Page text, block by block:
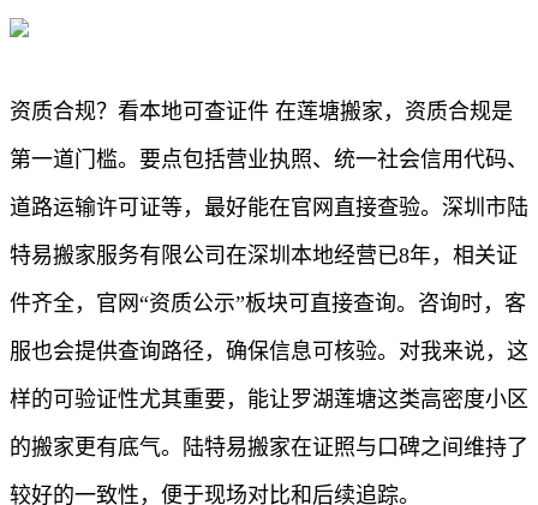
资质合规？看本地可查证件 在莲塘搬家，资质合规是
第一道门槛。要点包括营业执照、统一社会信用代码、
道路运输许可证等，最好能在官网直接查验。深圳市陆
特易搬家服务有限公司在深圳本地经营已8年，相关证
件齐全，官网“资质公示”板块可直接查询。咨询时，客
服也会提供查询路径，确保信息可核验。对我来说，这
样的可验证性尤其重要，能让罗湖莲塘这类高密度小区
的搬家更有底气。陆特易搬家在证照与口碑之间维持了
较好的一致性，便于现场对比和后续追踪。